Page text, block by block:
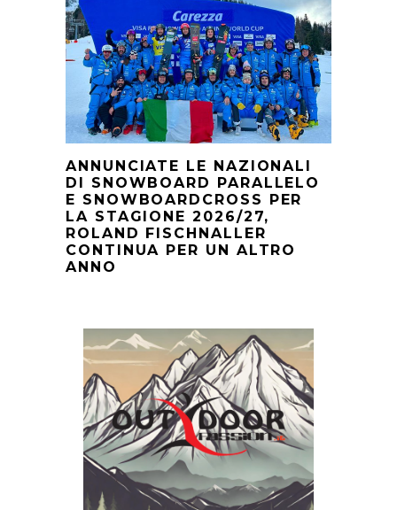
ANNUNCIATE LE NAZIONALI
DI SNOWBOARD PARALLELO
E SNOWBOARDCROSS PER
LA STAGIONE 2026/27,
ROLAND FISCHNALLER
CONTINUA PER UN ALTRO
ANNO